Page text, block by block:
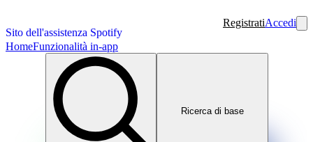
Sito dell'assistenza Spotify
RegistratiAccedi
HomeFunzionalità in-app
Ricerca di base